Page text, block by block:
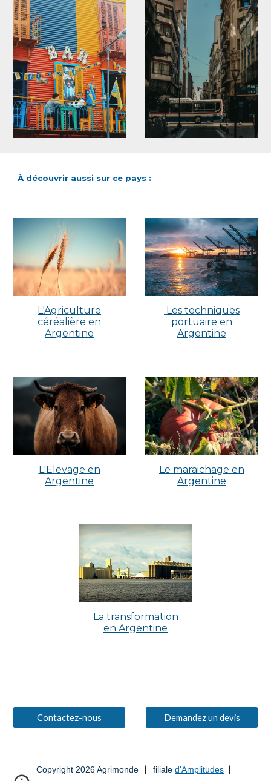
À découvrir aussi sur ce pays :
L'Agriculture
céréalière en
Argentine
Les techniques
portuaire en
Argentine
L'Elevage en
Argentine
Le maraichage en
Argentine
La transformation
en Argentine
Contactez-nous Demandez un devis
Copyright 2026 Agrimonde | filiale d'Amplitudes |